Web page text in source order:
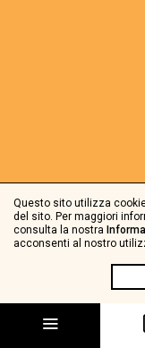
Questo sito utilizza
del sito. Per maggiori
consulta la nostra
acconsenti al nostro